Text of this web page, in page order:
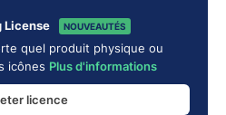
License NOUVEAUTÉS
quel produit physique ou
icônes Plus d'informations
licence